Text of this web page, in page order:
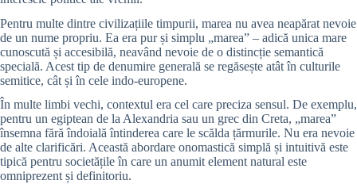
Pentru multe dintre civilizațiile timpurii, marea nu avea neapărat nevoie
de un nume propriu. Ea era pur și simplu „marea” – adică unica mare
cunoscută și accesibilă, neavând nevoie de o distincție semantică
specială. Acest tip de denumire generală se regăsește atât în culturile
semitice, cât și în cele indo-europene.
În multe limbi vechi, contextul era cel care preciza sensul. De exemplu,
pentru un egiptean de la Alexandria sau un grec din Creta, „marea”
însemna fără îndoială întinderea care le scălda țărmurile. Nu era nevoie
de alte clarificări. Această abordare onomastică simplă și intuitivă este
tipică pentru societățile în care un anumit element natural este
omniprezent și definitoriu.